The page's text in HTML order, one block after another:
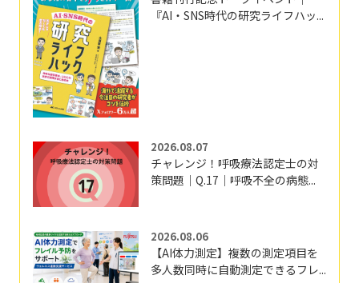
『AI・SNS時代の研究ライフハッ...
2026.08.07
チャレンジ！呼吸療法認定士の対
策問題｜Q.17｜呼吸不全の病態...
2026.08.06
【AI体力測定】複数の測定項目を
多人数同時に自動測定できるフレ...